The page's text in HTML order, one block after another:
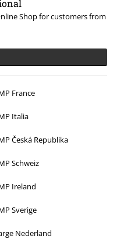
Shop for customers from
France
Italia
Česká Republika
Schweiz
Ireland
Sverige
Nederland
2022
à porter en plus ✌